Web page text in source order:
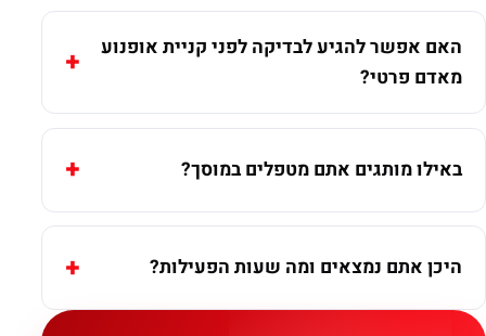
האם אפשר להגיע לבדיקה לפני קניית אופנוע
מאדם פרטי?
באילו מותגים אתם מטפלים במוסך?
היכן אתם נמצאים ומה שעות הפעילות?